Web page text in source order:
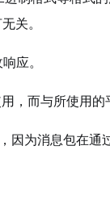
关。
应。
，而与所使用的
为消息包在通